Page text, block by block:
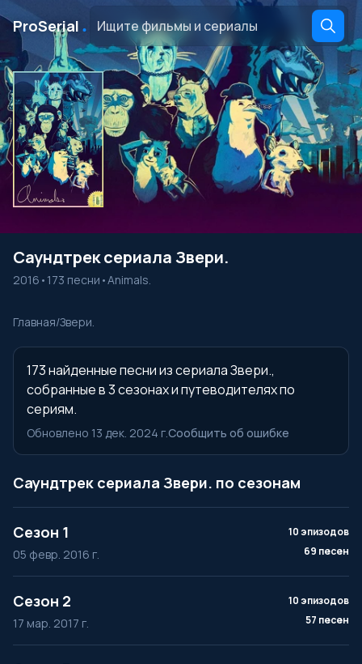
ProSerial ․
Саундтрек сериала Звери.
2016 • 173 песни •Animals.
Главная/Звери.
173 найденные песни из сериала Звери.,
собранные в 3 сезонах и путеводителях по
сериям.
Обновлено 13 дек. 2024 г.Сообщить об ошибке
Саундтрек сериала Звери. по сезонам
Сезон 1
05 февр. 2016 г.
10 эпизодов
69 песен
Сезон 2
17 мар. 2017 г.
10 эпизодов
57 песен